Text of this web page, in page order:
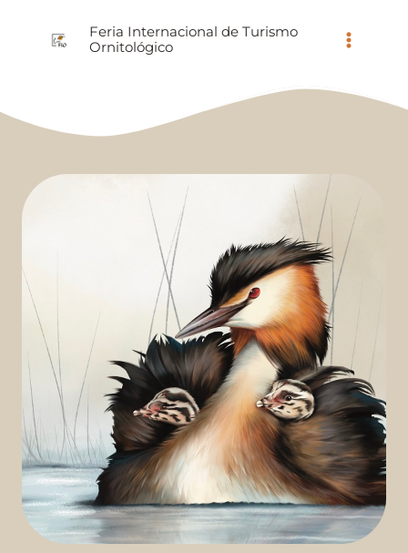
Feria Internacional de Turismo
Ornitológico